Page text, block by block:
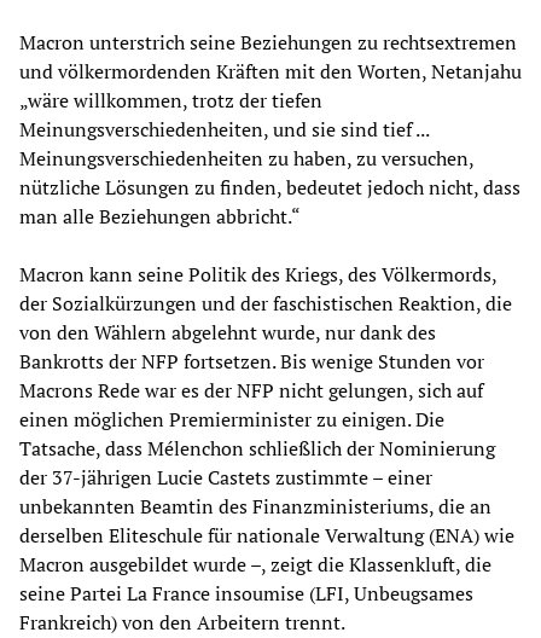
Macron unterstrich seine Beziehungen zu rechtsextremen
und völkermordenden Kräften mit den Worten, Netanjahu
„wäre willkommen, trotz der tiefen
Meinungsverschiedenheiten, und sie sind tief ...
Meinungsverschiedenheiten zu haben, zu versuchen,
nützliche Lösungen zu finden, bedeutet jedoch nicht, dass
man alle Beziehungen abbricht.“
Macron kann seine Politik des Kriegs, des Völkermords,
der Sozialkürzungen und der faschistischen Reaktion, die
von den Wählern abgelehnt wurde, nur dank des
Bankrotts der NFP fortsetzen. Bis wenige Stunden vor
Macrons Rede war es der NFP nicht gelungen, sich auf
einen möglichen Premierminister zu einigen. Die
Tatsache, dass Mélenchon schließlich der Nominierung
der 37-jährigen Lucie Castets zustimmte – einer
unbekannten Beamtin des Finanzministeriums, die an
derselben Eliteschule für nationale Verwaltung (ENA) wie
Macron ausgebildet wurde –, zeigt die Klassenkluft, die
seine Partei La France insoumise (LFI, Unbeugsames
Frankreich) von den Arbeitern trennt.